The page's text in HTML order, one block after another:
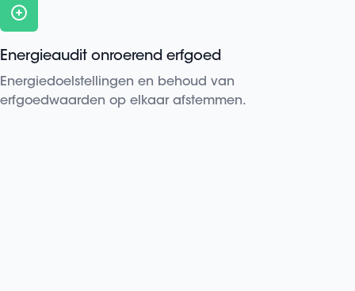
Energieaudit onroerend erfgoed
Energiedoelstellingen en behoud van
erfgoedwaarden op elkaar afstemmen.